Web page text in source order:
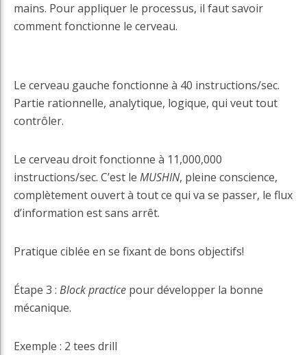
mains. Pour appliquer le processus, il faut savoir
comment fonctionne le cerveau.
Le cerveau gauche fonctionne à 40 instructions/sec.
Partie rationnelle, analytique, logique, qui veut tout
contrôler.
Le cerveau droit fonctionne à 11,000,000
instructions/sec. C’est le MUSHIN, pleine conscience,
complètement ouvert à tout ce qui va se passer, le flux
d’information est sans arrêt.
Pratique ciblée en se fixant de bons objectifs!
Étape 3 : Block practice pour développer la bonne
mécanique.
Exemple : 2 tees drill